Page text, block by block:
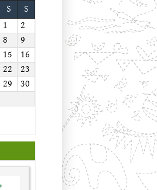
S
S
1
2
8
9
15
16
22
23
29
30